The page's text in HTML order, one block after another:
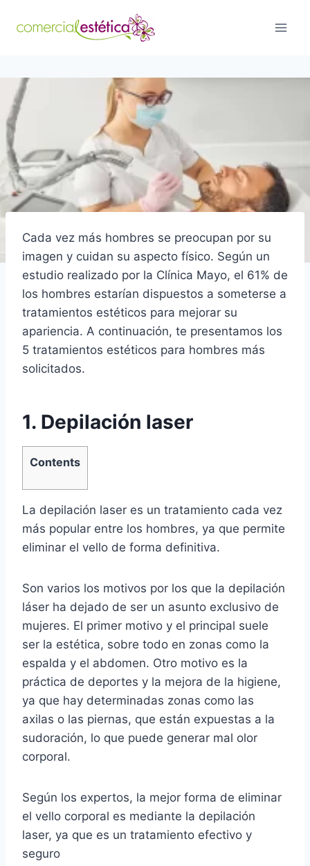
Cada vez más hombres se preocupan por su
imagen y cuidan su aspecto físico. Según un
estudio realizado por la Clínica Mayo, el 61% de
los hombres estarían dispuestos a someterse a
tratamientos estéticos para mejorar su
apariencia. A continuación, te presentamos los
5 tratamientos estéticos para hombres más
solicitados.
1. Depilación laser
Contents
La depilación laser es un tratamiento cada vez
más popular entre los hombres, ya que permite
eliminar el vello de forma definitiva.
Son varios los motivos por los que la depilación
láser ha dejado de ser un asunto exclusivo de
mujeres. El primer motivo y el principal suele
ser la estética, sobre todo en zonas como la
espalda y el abdomen. Otro motivo es la
práctica de deportes y la mejora de la higiene,
ya que hay determinadas zonas como las
axilas o las piernas, que están expuestas a la
sudoración, lo que puede generar mal olor
corporal.
Según los expertos, la mejor forma de eliminar
el vello corporal es mediante la depilación
laser, ya que es un tratamiento efectivo y
seguro